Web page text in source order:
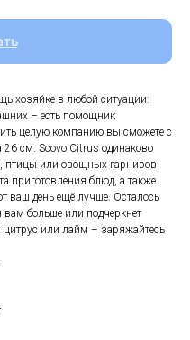
хозяйке в любой ситуации:
– есть помощник
целую компанию вы сможете с
см. Scovo Citrus одинаково
птицы или овощных гарниров
приготовления блюд, а также
ваш день ещё лучше. Осталось
вам больше или подчеркнет
цитрус или лайм – заряжайтесь